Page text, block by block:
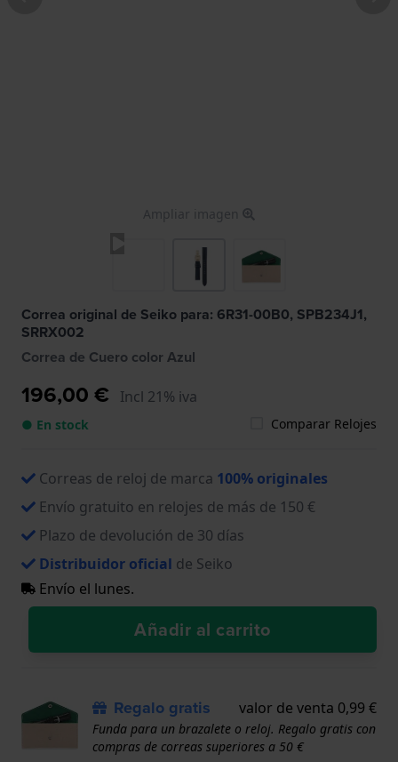
Ampliar imagen
Correa original de Seiko para: 6R31-00B0, SPB234J1,
SRRX002
Correa de Cuero color Azul
196,00 € Incl 21% iva
● En stock Comparar Relojes
Correas de reloj de marca 100% originales
Envío gratuito en relojes de más de 150 €
Plazo de devolución de 30 días
Distribuidor oficial de Seiko
Envío el lunes.
Añadir al carrito
Regalo gratis valor de venta 0,99 €
Funda para un brazalete o reloj. Regalo gratis con
compras de correas superiores a 50 €